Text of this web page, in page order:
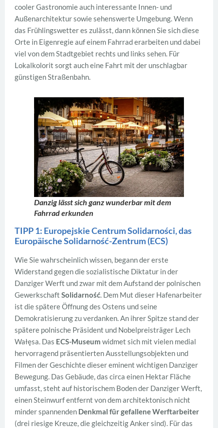
cooler Gastronomie auch interessante Innen- und
Außenarchitektur sowie sehenswerte Umgebung. Wenn
das Frühlingswetter es zulässt, dann können Sie sich diese
Orte in Eigenregie auf einem Fahrrad erarbeiten und dabei
viel von dem Stadtgebiet rechts und links sehen. Für
Lokalkolorit sorgt auch eine Fahrt mit der unschlagbar
günstigen Straßenbahn.
Danzig lässt sich ganz wunderbar mit dem
Fahrrad erkunden
TIPP 1: Europejskie Centrum Solidarności, das
Europäische Solidarność-Zentrum (ECS)
Wie Sie wahrscheinlich wissen, begann der erste
Widerstand gegen die sozialistische Diktatur in der
Danziger Werft und zwar mit dem Aufstand der polnischen
Gewerkschaft Solidarność. Dem Mut dieser Hafenarbeiter
ist die spätere Öffnung des Ostens und seine
Demokratisierung zu verdanken. An ihrer Spitze stand der
spätere polnische Präsident und Nobelpreisträger Lech
Wałęsa. Das ECS-Museum widmet sich mit vielen medial
hervorragend präsentierten Ausstellungsobjekten und
Filmen der Geschichte dieser eminent wichtigen Danziger
Bewegung. Das Gebäude, das circa einen Hektar Fläche
umfasst, steht auf historischem Boden der Danziger Werft,
einen Steinwurf entfernt von dem architektonisch nicht
minder spannenden Denkmal für gefallene Werftarbeiter
(drei riesige Kreuze, die gleichzeitig Anker sind). Für das